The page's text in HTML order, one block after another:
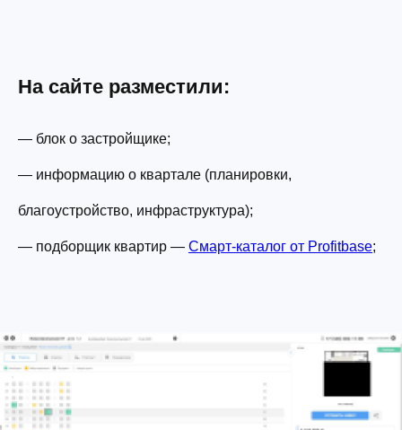
На сайте разместили:
— блок о застройщике;
— информацию о квартале (планировки,
благоустройство, инфраструктура);
— подборщик квартир — Смарт-каталог от Profitbase;